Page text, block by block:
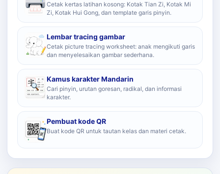
Cetak kertas latihan kosong: Kotak Tian Zi, Kotak Mi
Zi, Kotak Hui Gong, dan template garis pinyin.
Lembar tracing gambar
Cetak picture tracing worksheet: anak mengikuti garis
dan menyelesaikan gambar sederhana.
Kamus karakter Mandarin
Cari pinyin, urutan goresan, radikal, dan informasi
karakter.
Pembuat kode QR
Buat kode QR untuk tautan kelas dan materi cetak.